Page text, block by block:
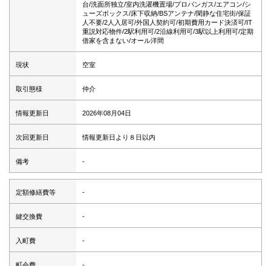
台/洗面所独立/室内洗濯機置場/プロパンガス/エアコン/シ
ューズボックス/床下収納/BSアンテナ/閑静な住宅街/保証
人不要/2人入居可/外国人契約可/初期費用カード決済可/IT
重説対応物件/2駅利用可/2沿線利用可/3駅以上利用可/定期
借家を含まない/オール洋間
現状 空室
取引態様 仲介
情報更新日 2026年08月04日
次回更新日 情報更新日より８日以内
備考 -
定額修繕費等 -
鍵交換費 -
入町費 -